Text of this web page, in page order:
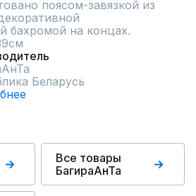
бахромой на концах.
Беларусь
Все товары
БагираАнТа